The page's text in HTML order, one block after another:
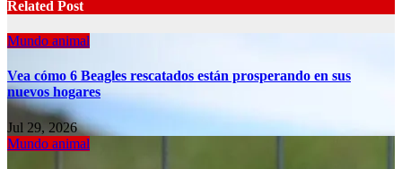
Related Post
Mundo animal
Vea cómo 6 Beagles rescatados están prosperando en sus
nuevos hogares
Jul 29, 2026
Mundo animal